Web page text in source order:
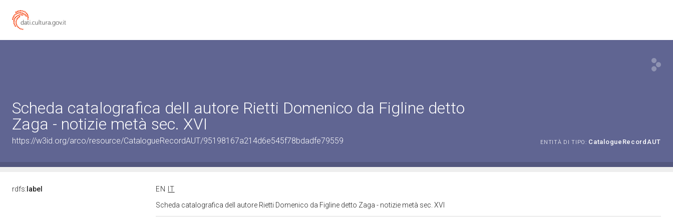
Scheda catalografica dell autore Rietti Domenico da Figline detto
Zaga - notizie metà sec. XVI
https://w3id.org/arco/resource/CatalogueRecordAUT/95198167a214d6e545f78bdadfe79559 ENTITÀ DI TIPO: CatalogueRecordAUT
rdfs: label EN
IT
Scheda catalografica dell autore Rietti Domenico da Figline detto Zaga - notizie metà sec. XVI